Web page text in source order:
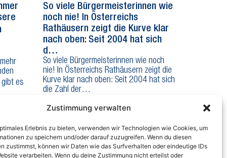
Zustimmung verwalten
Erlebnis zu bieten, verwenden wir Technologien wie Cookies, um
zu speichern und/oder darauf zuzugreifen. Wenn du diesen
zustimmst, können wir Daten wie das Surfverhalten oder eindeutige IDs
verarbeiten. Wenn du deine Zustimmung nicht erteilst oder
es
So viele Bürgermeisterinnen wie
noch nie! In Österreichs
Rathäusern zeigt die Kurve klar
nach oben: Seit 2004 hat sich
d…
So viele Bürgermeisterinnen wie noch
nie! In Österreichs Rathäusern zeigt die
Kurve klar nach oben: Seit 2004 hat sich
die Zahl der…